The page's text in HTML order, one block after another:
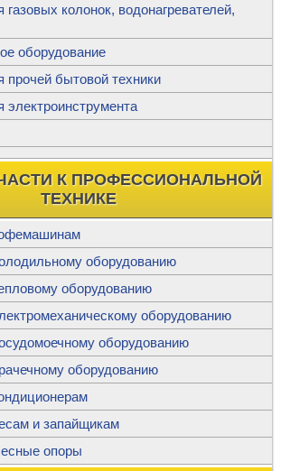
газовых колонок, водонагревателей,
оборудование
прочей бытовой техники
электроинструмента
К ПРОФЕССИОНАЛЬНОЙ
ТЕХНИКЕ
оборудованию
оборудованию
оборудованию
оборудованию
оборудованию
и запайщикам
опоры